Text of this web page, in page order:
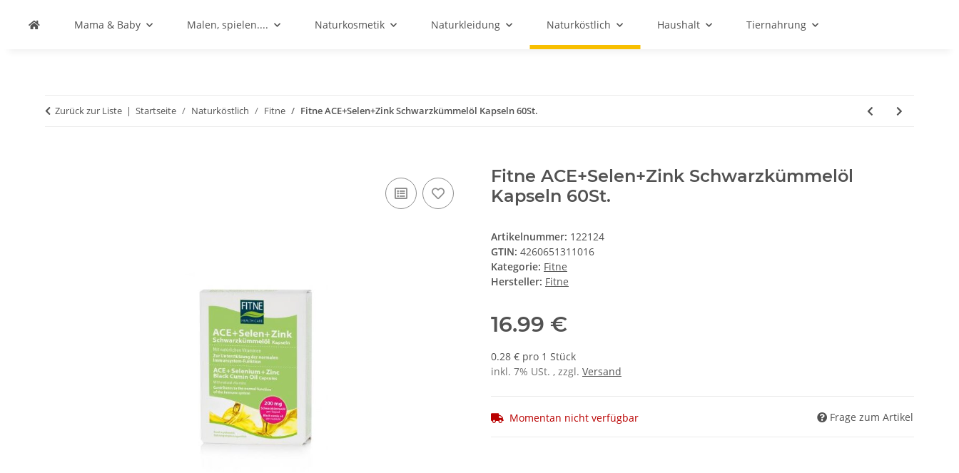
Mama & Baby Malen, spielen.... Naturkosmetik Naturkleidung Naturköstlich Haushalt Tiernahrung
Zurück zur Liste Startseite Naturköstlich Fitne Fitne ACE+Selen+Zink Schwarzkümmelöl Kapseln 60St.
Fitne ACE+Selen+Zink Schwarzkümmelöl
Kapseln 60St.
Artikelnummer: 122124
GTIN: 4260651311016
Kategorie: Fitne
Hersteller: Fitne
16.99 €
0.28 € pro 1 Stück
inkl. 7% USt. , zzgl. Versand
Momentan nicht verfügbar Frage zum Artikel